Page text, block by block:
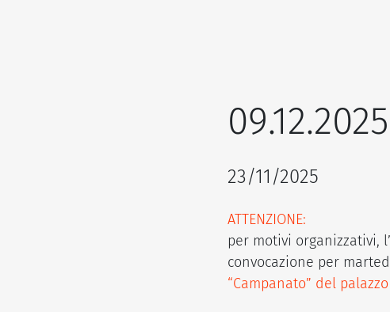
23/11/2025
ATTENZIONE:
per motivi organizzativi,
convocazione per
“Campanato” del